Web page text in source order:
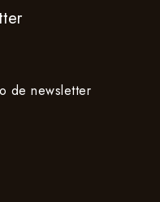
de newsletter